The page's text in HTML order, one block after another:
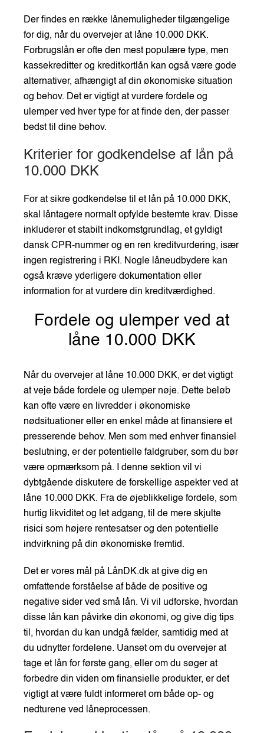
Der findes en række lånemuligheder tilgængelige
for dig, når du overvejer at låne 10.000 DKK.
Forbrugslån er ofte den mest populære type, men
kassekreditter og kreditkortlån kan også være gode
alternativer, afhængigt af din økonomiske situation
og behov. Det er vigtigt at vurdere fordele og
ulemper ved hver type for at finde den, der passer
bedst til dine behov.
Kriterier for godkendelse af lån på
10.000 DKK
For at sikre godkendelse til et lån på 10.000 DKK,
skal låntagere normalt opfylde bestemte krav. Disse
inkluderer et stabilt indkomstgrundlag, et gyldigt
dansk CPR-nummer og en ren kreditvurdering, især
ingen registrering i RKI. Nogle låneudbydere kan
også kræve yderligere dokumentation eller
information for at vurdere din kreditværdighed.
Fordele og ulemper ved at
låne 10.000 DKK
Når du overvejer at låne 10.000 DKK, er det vigtigt
at veje både fordele og ulemper nøje. Dette beløb
kan ofte være en livredder i økonomiske
nødsituationer eller en enkel måde at finansiere et
presserende behov. Men som med enhver finansiel
beslutning, er der potentielle faldgruber, som du bør
være opmærksom på. I denne sektion vil vi
dybtgående diskutere de forskellige aspekter ved at
låne 10.000 DKK. Fra de øjeblikkelige fordele, som
hurtig likviditet og let adgang, til de mere skjulte
risici som højere rentesatser og den potentielle
indvirkning på din økonomiske fremtid.
Det er vores mål på LånDK.dk at give dig en
omfattende forståelse af både de positive og
negative sider ved små lån. Vi vil udforske, hvordan
disse lån kan påvirke din økonomi, og give dig tips
til, hvordan du kan undgå fælder, samtidig med at
du udnytter fordelene. Uanset om du overvejer at
tage et lån for første gang, eller om du søger at
forbedre din viden om finansielle produkter, er det
vigtigt at være fuldt informeret om både op- og
nedturene ved låneprocessen.